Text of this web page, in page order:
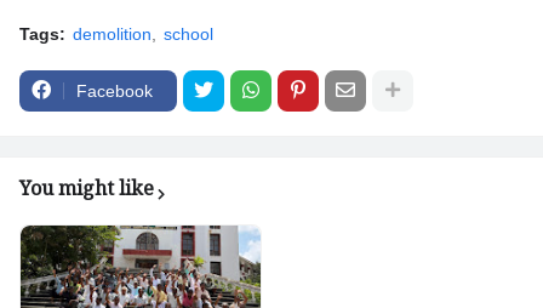
Tags: demolition school
Facebook
You might like